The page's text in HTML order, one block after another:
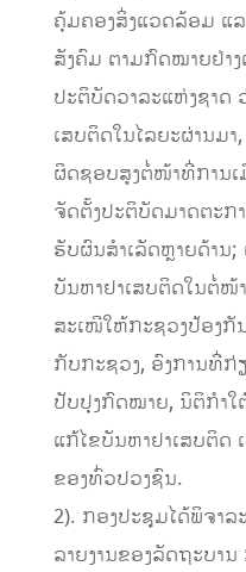
ຄຸ້ມຄອງສິ່ງແວດລ້ອມ ແ
ສັງຄົມ ຕາມກົດໝາຍຢ່າ
ປະຕິບັດວາລະແຫ່ງຊາດ
ເສບຕິດໃນໄລຍະຜ່ານມ
ຜິດຊອບສູງຕໍ່ໜ້າທີ່ການເ
ຈັດຕັ້ງປະຕິບັດມາດຕະກ
ຮັບຜົນສໍາເລັດຫຼາຍດ້ານ;
ບັນຫາຢາເສບຕິດໃນຕໍ່
ສະເໜີໃຫ້ກະຊວງປ້ອງ
ກັບກະຊວງ, ອົງການທີ່ກ່
ປັບປຸງກົດໝາຍ, ນິຕິກໍາໃ
ແກ້ໄຂບັນຫາຢາເສບຕິ
ຂອງທົ່ວປວງຊົນ.
2). ກອງປະຊຸມໄດ້ພິຈາລ
ລາຍງານຂອງລັດຖະບາ